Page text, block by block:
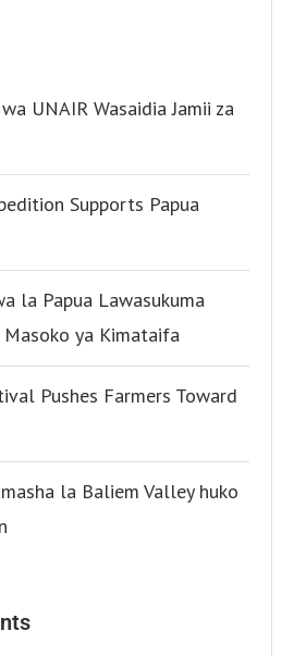
UNAIR Wasaidia Jamii za
Supports Papua
la Papua Lawasukuma
Masoko ya Kimataifa
Pushes Farmers Toward
la Baliem Valley huko